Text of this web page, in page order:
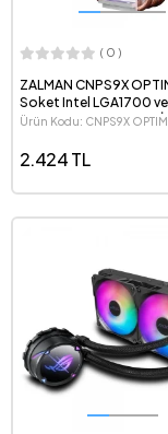
( 0 )
ZALMAN CNPS9X
Soket Intel LGA1700 ve
AM5 Destekli Kule Tipi
Ürün Kodu: CNPS9X
2.424 TL